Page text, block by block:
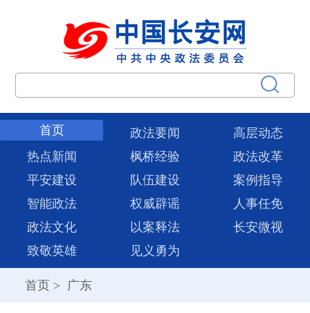
首页 政法要闻
高层动态
热点新闻
枫桥经验
政法改革
平安建设
队伍建设
案例指导
智能政法
权威辟谣
人事任免
政法文化
以案释法
长安微视
致敬英雄
见义勇为
首页 > 广东